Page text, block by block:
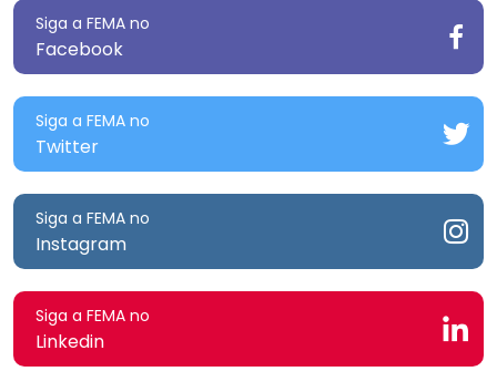
Siga a FEMA no
Facebook
Siga a FEMA no
Twitter
Siga a FEMA no
Instagram
Siga a FEMA no
Linkedin